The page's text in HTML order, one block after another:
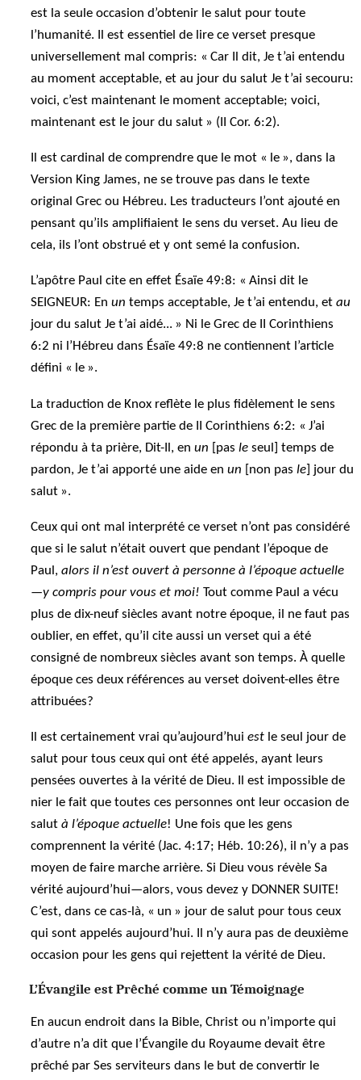
est la seule occasion d’obtenir le salut pour toute
l’humanité. Il est essentiel de lire ce verset presque
universellement mal compris: « Car Il dit, Je t’ai entendu
au moment acceptable, et au jour du salut Je t’ai secouru:
voici, c’est maintenant le moment acceptable; voici,
maintenant est le jour du salut » (II Cor. 6:2).
Il est cardinal de comprendre que le mot « le », dans la
Version King James, ne se trouve pas dans le texte
original Grec ou Hébreu. Les traducteurs l’ont ajouté en
pensant qu’ils amplifiaient le sens du verset. Au lieu de
cela, ils l’ont obstrué et y ont semé la confusion.
L’apôtre Paul cite en effet Ésaïe 49:8: « Ainsi dit le
SEIGNEUR: Enun temps acceptable, Je t’ai entendu, etau
jour du salut Je t’ai aidé... » Ni le Grec de II Corinthiens
6:2 ni l’Hébreu dans Ésaïe 49:8 ne contiennent l’article
défini « le ».
La traduction de Knox reflète le plus fidèlement le sens
Grec de la première partie de II Corinthiens 6:2: « J’ai
répondu à ta prière, Dit-Il, enun [pasle seul] temps de
pardon, Je t’ai apporté une aide enun [non pasle] jour du
salut ».
Ceux qui ont mal interprété ce verset n’ont pas considéré
que si le salut n’était ouvert que pendant l’époque de
Paul,alors il n’est ouvert à personne à l’époque actuelle
—y compris pour vous et moi! Tout comme Paul a vécu
plus de dix-neuf siècles avant notre époque, il ne faut pas
oublier, en effet, qu’il cite aussi un verset qui a été
consigné de nombreux siècles avant son temps. À quelle
époque ces deux références au verset doivent-elles être
attribuées?
Il est certainement vrai qu’aujourd’huiest le seul jour de
salut pour tous ceux qui ont été appelés, ayant leurs
pensées ouvertes à la vérité de Dieu. Il est impossible de
nier le fait que toutes ces personnes ont leur occasion de
salutà l’époque actuelle! Une fois que les gens
comprennent la vérité (Jac. 4:17; Héb. 10:26), il n’y a pas
moyen de faire marche arrière. Si Dieu vous révèle Sa
vérité aujourd’hui—alors, vous devez y DONNER SUITE!
C’est, dans ce cas-là, « un » jour de salut pour tous ceux
qui sont appelés aujourd’hui. Il n’y aura pas de deuxième
occasion pour les gens qui rejettent la vérité de Dieu.
L’Évangile est Prêché comme un Témoignage
En aucun endroit dans la Bible, Christ ou n’importe qui
d’autre n’a dit que l’Évangile du Royaume devait être
prêché par Ses serviteurs dans le but de convertir le